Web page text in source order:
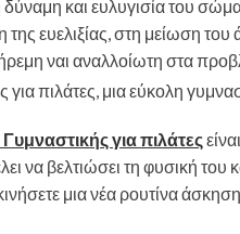
δύναμη και ευλυγισία του
ευελιξίας, στη μείωση του
ναι αναλλοίωτη στα
για πιλάτες
να βελτιώσει τη φυσική του
μια νέα ρουτίνα